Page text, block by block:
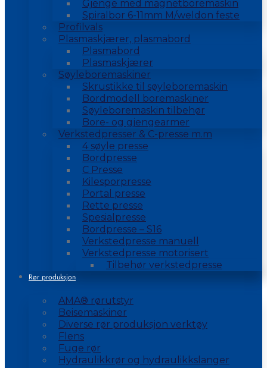
Gjenge med magnetboremaskin
Spiralbor 6-11mm M/weldon feste
Profilvals
Plasmaskjærer, plasmabord
Plasmabord
Plasmaskjærer
Søyleboremaskiner
Skrustikke til søyleboremaskin
Bordmodell boremaskiner
Søyleboremaskin tilbehør
Bore- og gjengearmer
Verkstedpresser & C-presse m.m
4 søyle presse
Bordpresse
C Presse
Kilesporpresse
Portal presse
Rette presse
Spesialpresse
Bordpresse – S16
Verkstedpresse manuell
Verkstedpresse motorisert
Tilbehør verkstedpresse
Rør produksjon
AMA® rørutstyr
Beisemaskiner
Diverse rør produksjon verktøy
Flens
Fuge rør
Hydraulikkrør og hydraulikkslanger